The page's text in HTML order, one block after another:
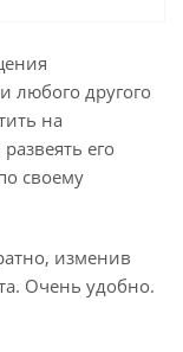
любого другого
на
его
своему
изменив
Очень удобно.